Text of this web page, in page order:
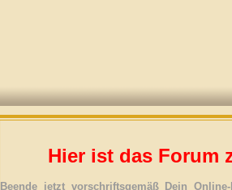
Hier ist das Forum
Beende jetzt vorschriftsgemäß Dein